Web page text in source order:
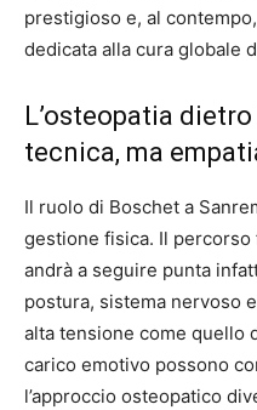
prestigioso e, al
dedicata alla cura globale
L’osteopatia
tecnica, ma
Il ruolo di Boschet a
gestione fisica. Il percorso
andrà a seguire punta
postura, sistema nervoso
alta tensione come quello
carico emotivo possono
l’approccio osteopatico